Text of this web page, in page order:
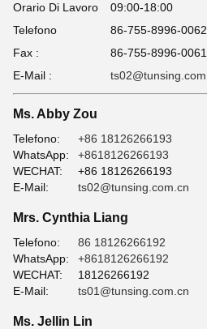
Orario Di Lavoro
09:00-18:00
Telefono
86-755-8996-
Fax :
86-755-8996-0061
E-Mail :
Ms. Abby Zou
Telefono:
+86 18126266193
WhatsApp:
+8618126266193
WECHAT:
+86 18126266193
E-Mail:
ts02@tunsing.com.cn
Mrs. Cynthia Liang
Telefono:
86 18126266192
WhatsApp:
+8618126266192
WECHAT:
18126266192
E-Mail:
ts01@tunsing.com.cn
Ms. Jellin Lin